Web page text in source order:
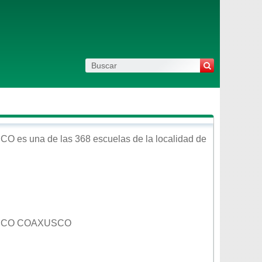
es una de las 368 escuelas de la localidad de
COAXUSCO